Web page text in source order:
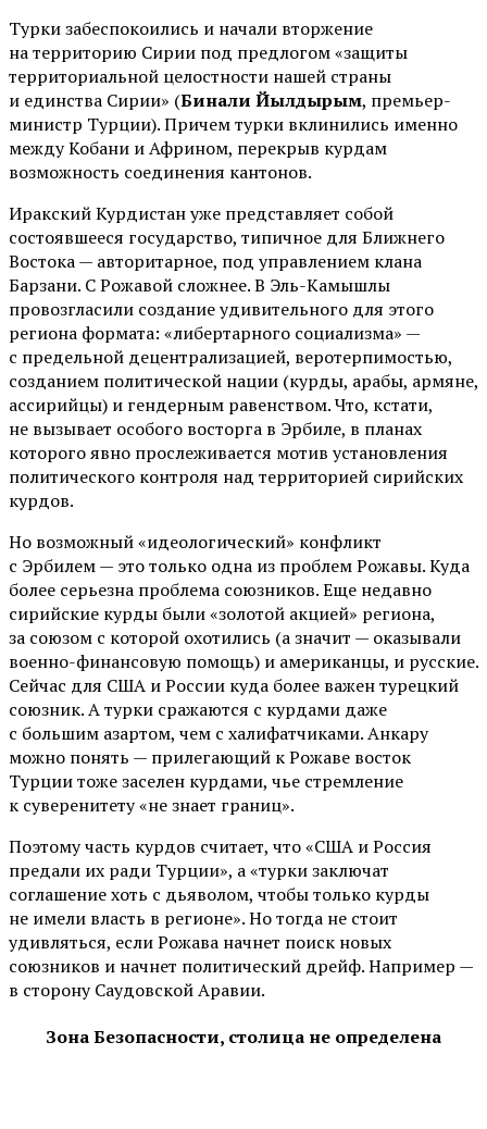
Турки забеспокоились и начали вторжение
на территорию Сирии под предлогом «защиты
территориальной целостности нашей страны
и единства Сирии» (Бинали Йылдырым, премьер-
министр Турции). Причем турки вклинились именно
между Кобани и Африном, перекрыв курдам
возможность соединения кантонов.
Иракский Курдистан уже представляет собой
состоявшееся государство, типичное для Ближнего
Востока — авторитарное, под управлением клана
Барзани. С Рожавой сложнее. В Эль-Камышлы
провозгласили создание удивительного для этого
региона формата: «либертарного социализма» —
с предельной децентрализацией, веротерпимостью,
созданием политической нации (курды, арабы, армяне,
ассирийцы) и гендерным равенством. Что, кстати,
не вызывает особого восторга в Эрбиле, в планах
которого явно прослеживается мотив установления
политического контроля над территорией сирийских
курдов.
Но возможный «идеологический» конфликт
с Эрбилем — это только одна из проблем Рожавы. Куда
более серьезна проблема союзников. Еще недавно
сирийские курды были «золотой акцией» региона,
за союзом с которой охотились (а значит — оказывали
военно-финансовую помощь) и американцы, и русские.
Сейчас для США и России куда более важен турецкий
союзник. А турки сражаются с курдами даже
с большим азартом, чем с халифатчиками. Анкару
можно понять — прилегающий к Рожаве восток
Турции тоже заселен курдами, чье стремление
к суверенитету «не знает границ».
Поэтому часть курдов считает, что «США и Россия
предали их ради Турции», а «турки заключат
соглашение хоть с дьяволом, чтобы только курды
не имели власть в регионе». Но тогда не стоит
удивляться, если Рожава начнет поиск новых
союзников и начнет политический дрейф. Например —
в сторону Саудовской Аравии.
Зона Безопасности, столица не определена